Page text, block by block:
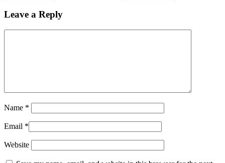
Leave a Reply
Name *
Email *
Website